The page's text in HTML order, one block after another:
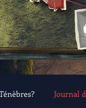
Journal